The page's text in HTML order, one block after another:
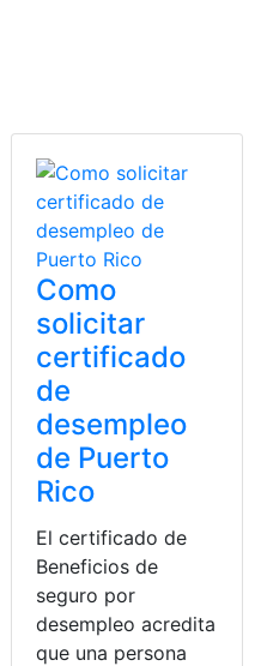
Como
solicitar
certificado
de
desempleo
de Puerto
Rico
El certificado de
Beneficios de
seguro por
desempleo acredita
que una persona